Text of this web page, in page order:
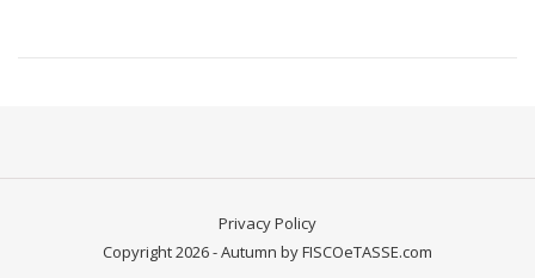
Privacy Policy
Copyright 2026 - Autumn by FISCOeTASSE.com